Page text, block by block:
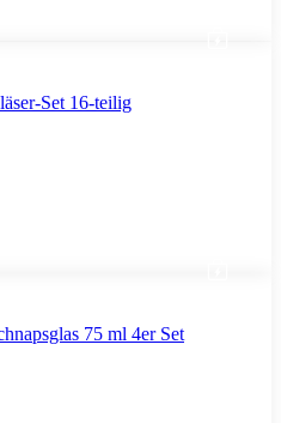
Set 16-teilig
75 ml 4er Set